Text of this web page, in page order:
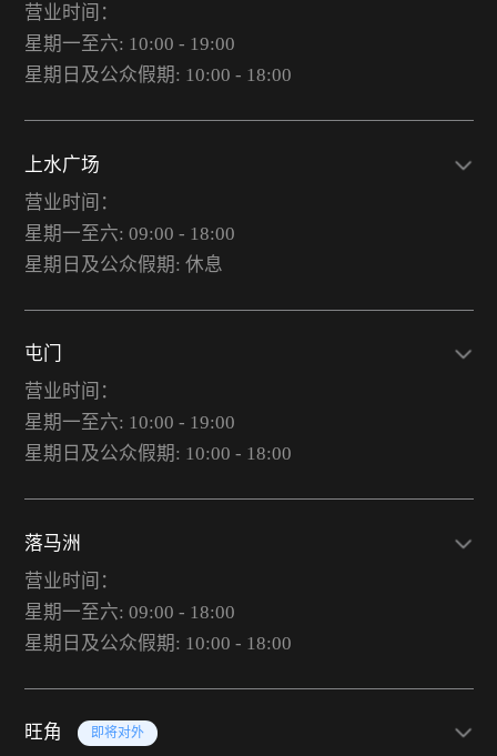
营业时间：
星期一至六: 10:00 - 19:00
星期日及公众假期: 10:00 - 18:00
上水广场
营业时间：
星期一至六: 09:00 - 18:00
星期日及公众假期: 休息
屯门
营业时间：
星期一至六: 10:00 - 19:00
星期日及公众假期: 10:00 - 18:00
落马洲
营业时间：
星期一至六: 09:00 - 18:00
星期日及公众假期: 10:00 - 18:00
旺角 即将对外